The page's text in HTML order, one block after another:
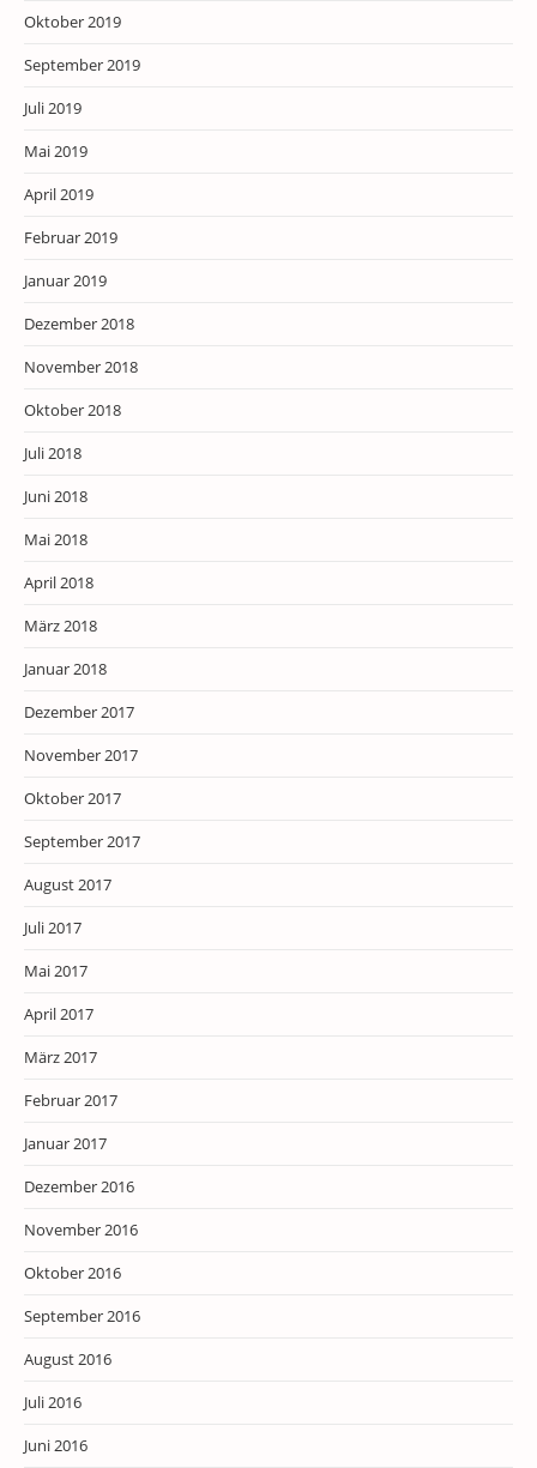
Oktober 2019
September 2019
Juli 2019
Mai 2019
April 2019
Februar 2019
Januar 2019
Dezember 2018
November 2018
Oktober 2018
Juli 2018
Juni 2018
Mai 2018
April 2018
März 2018
Januar 2018
Dezember 2017
November 2017
Oktober 2017
September 2017
August 2017
Juli 2017
Mai 2017
April 2017
März 2017
Februar 2017
Januar 2017
Dezember 2016
November 2016
Oktober 2016
September 2016
August 2016
Juli 2016
Juni 2016